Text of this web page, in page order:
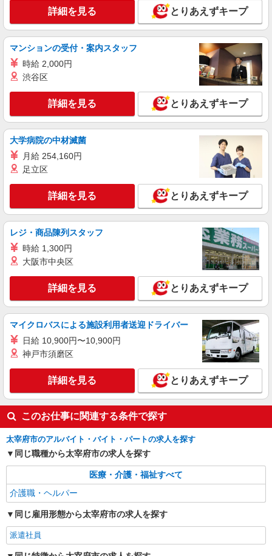
ートSTAFF
時給1450円〜2062円 ＜日払い有/週払い有/交
通費全支給(ガソリン代含む)＞
太宰府駅周辺
詳細を見る
株式会社kotrio /●FK-H-2099765
介護は人生のサポーター。サ高住STAFF募
集。日払いOK！
時給1450円〜2062円 ＜日払い有/週払い有/交
キープ 詳細を見る
アルバイト パート 派遣社員
日研トータルソーシング株式会社 メディカルケア事業部/博多オフィ
ス
介護スタッフ／資格あり or 経験者
時給1,320円〜1,400円 ◆無資格・経験者：時
給1,320円〜 ◆初任者研修・未経験：時給1,320
円〜 ◆初任者研修・経験者：時給1,350円〜 ◆介
護福祉士：時給1,400円〜 ※経験者は3ヶ月以上 ※
給与幅は経験・能力による ★週払いOK（規定あ
り）
福岡県太宰府市 【最寄駅】西鉄太宰府線「西
鉄五条」駅 ★勤務地は3000ヶ所以上★ 自宅から
通いやすいエリアなど、お好きな勤務地をお選び
下さい！！
キープ 詳細を見る
パート 派遣社員
日研トータルソーシング株式会社 メディカルケア事業部/博多オフィ
ス
介護スタッフ／資格あり or 経験者
給1,320円〜 ◆初任者研修・未経験：時給1,320
円〜 ◆初任者研修・経験者：時給1,350円〜 ◆介
護福祉士：時給1,400円〜 ※経験者は3ヶ月以上 ※
給与幅は経験・能力による ★週払いOK（規定あ
り）
福岡県太宰府市 【最寄駅】西鉄太宰府線「太
宰府」駅 ★勤務地は3000ヶ所以上★ 自宅から通
いやすいエリアなど、お好きな勤務地をお選び下
キープ
日研トータルソーシング株式会社 メディカルケア事業部/博多オフィ
ス
詳細を見る とりあえずキープ
マンションの受付・案内スタッフ
時給 2,000円
渋谷区
詳細を見る とりあえずキープ
大学病院の中材滅菌
月給 254,160円
足立区
詳細を見る とりあえずキープ
レジ・商品陳列スタッフ
時給 1,300円
大阪市中央区
詳細を見る とりあえずキープ
マイクロバスによる施設利用者送迎ドライバー
日給 10,900円〜10,900円
神戸市須磨区
詳細を見る とりあえずキープ
このお仕事に関連する条件で探す
太宰府市のアルバイト・バイト・パートの求人を探す
同じ職種から太宰府市の求人を探す
医療・介護・福祉すべて
介護職・ヘルパー
同じ雇用形態から太宰府市の求人を探す
派遣社員